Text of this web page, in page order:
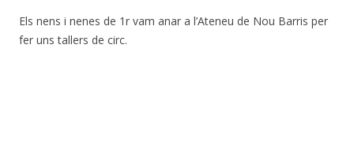
Els nens i nenes de 1r vam anar a l’Ateneu de Nou Barris per
fer uns tallers de circ.